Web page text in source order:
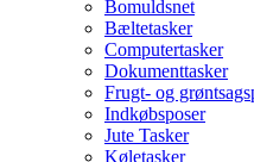
Bomuldsnet
Bæltetasker
Computertasker
Dokumenttasker
Frugt- og
Indkøbsposer
Jute Tasker
Køletasker